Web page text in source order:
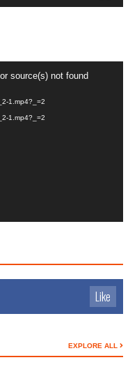
source(s) not found
1.mp4?_=2
1.mp4?_=2
Like
EXPLORE ALL